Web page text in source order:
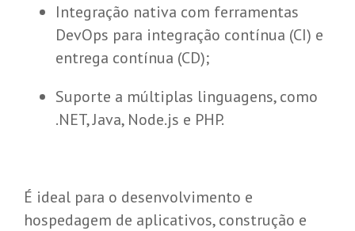
Integração nativa com ferramentas
DevOps para integração contínua (CI) e
entrega contínua (CD);
Suporte a múltiplas linguagens, como
.NET, Java, Node.js e PHP.
É ideal para o desenvolvimento e
hospedagem de aplicativos, construção e